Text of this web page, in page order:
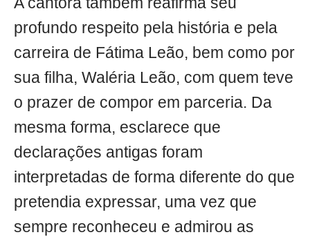
profundo respeito pela história e pela
carreira de Fátima Leão, bem como por
sua filha, Waléria Leão, com quem teve
o prazer de compor em parceria. Da
mesma forma, esclarece que
declarações antigas foram
interpretadas de forma diferente do que
pretendia expressar, uma vez que
sempre reconheceu e admirou as